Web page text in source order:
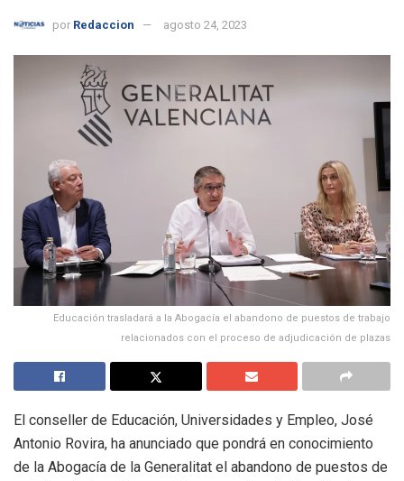
por Redaccion agosto 24, 2023
Educación trasladará a la Abogacía el abandono de puestos de trabajo
relacionados con el proceso de adjudicación de plazas
El conseller de Educación, Universidades y Empleo, José
Antonio Rovira, ha anunciado que pondrá en conocimiento
de la Abogacía de la Generalitat el abandono de puestos de